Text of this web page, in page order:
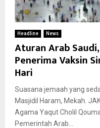
Headline News
Aturan Arab
Penerima Vaksin
Hari
Suasana jemaah yang
Masjidil Haram, Mekah.
Agama Yaqut Cholil
Pemerintah Arab...